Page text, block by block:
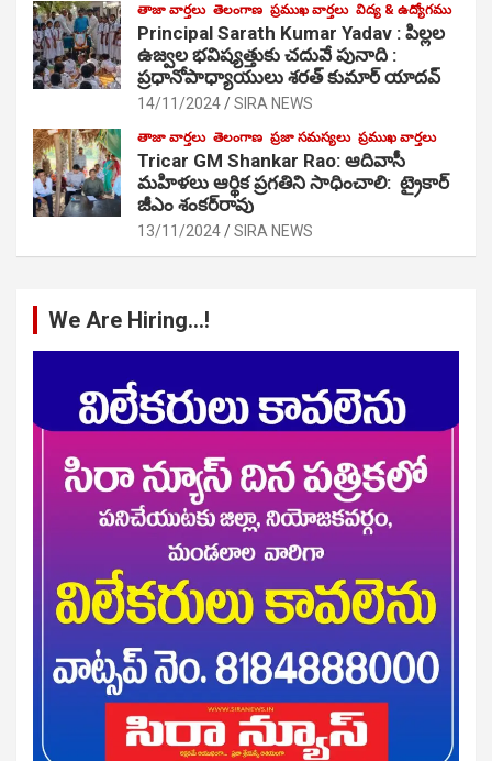
తాజా వార్తలు తెలంగాణ ప్రముఖ వార్తలు విద్య & ఉద్యోగము
Principal Sarath Kumar Yadav : పిల్లల
ఉజ్వల భవిష్యత్తుకు చదువే పునాది :
ప్రధానోపాధ్యాయులు శరత్ కుమార్ యాదవ్
14/11/2024 SIRA NEWS
తాజా వార్తలు తెలంగాణ ప్రజా సమస్యలు ప్రముఖ వార్తలు
Tricar GM Shankar Rao: ఆదివాసీ
మహిళలు ఆర్థిక ప్రగతిని సాధించాలి: ట్రైకార్
జీఎం శంకర్‌రావు
13/11/2024 SIRA NEWS
We Are Hiring…!